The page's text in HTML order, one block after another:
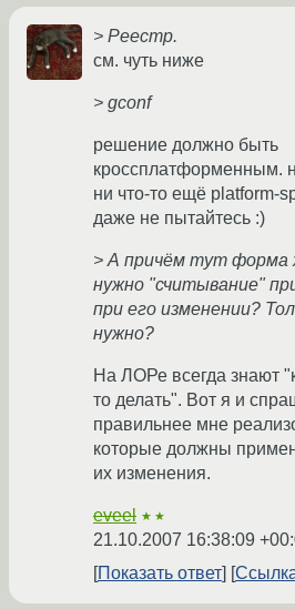
> Реестр.
см. чуть ниже
> gconf
решение должно быть
кроссплатформенным.
ни что-то ещё platform-
даже не пытайтесь :)
> А причём тут форма
нужно "считывание"
при его изменении?
нужно?
На ЛОРе всегда знают
то делать". Вот я и
правильнее мне
которые должны
их изменения.
eveel ★★
21.10.2007 16:38:09
Показать ответ